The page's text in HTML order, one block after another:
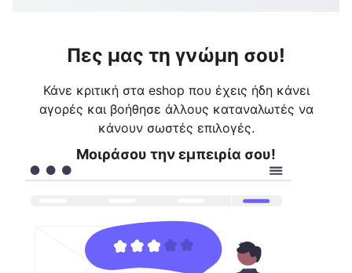
Πες μας τη γνώμη σου!
Κάνε κριτική στα eshop που έχεις ήδη κάνει
αγορές και βοήθησε άλλους καταναλωτές να
κάνουν σωστές επιλογές.
Μοιράσου την εμπειρία σου!